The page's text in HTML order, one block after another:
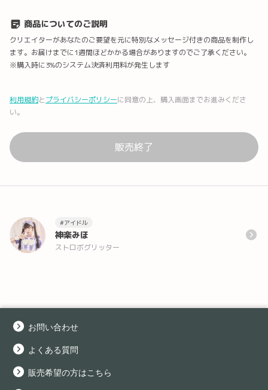
商品についてのご説明
クリエイターがあなたのご要望を元に特別なメッセージ付きの商品を制作し
ます。お届けまでに1週間ほどかかる場合がありますのでご了承ください。
※購入時に3%のシステム決済利用料が発生します
利用規約とプライバシーポリシーに同意の上、購入画面までお進みくださ
い。
販売終了
#アイドル
神楽みほ
ストロボグリッター
お問い合わせ
よくある質問
販売希望の方はこちら